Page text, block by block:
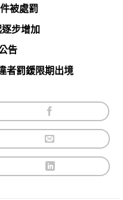
被處罰
步增加
告
者罰鍰限期出境